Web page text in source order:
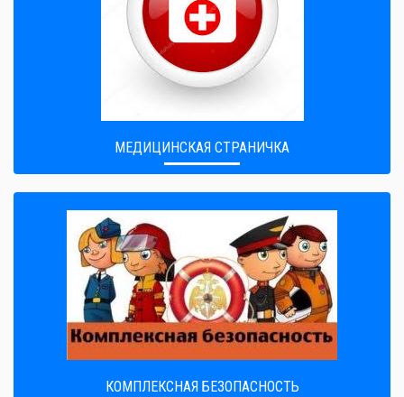
МЕДИЦИНСКАЯ СТРАНИЧКА
КОМПЛЕКСНАЯ БЕЗОПАСНОСТЬ